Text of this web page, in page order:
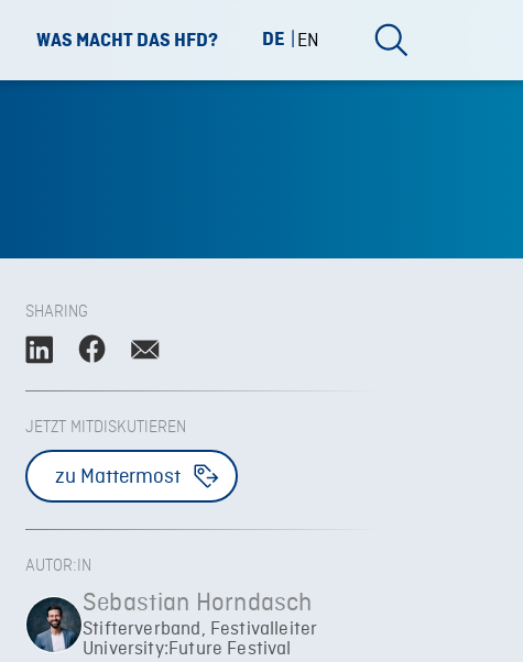
WAS MACHT DAS HFD? DE EN
SHARING
JETZT MITDISKUTIEREN
zu Mattermost
AUTOR:IN
Sebastian Horndasch
Stifterverband, Festivalleiter
University:Future Festival